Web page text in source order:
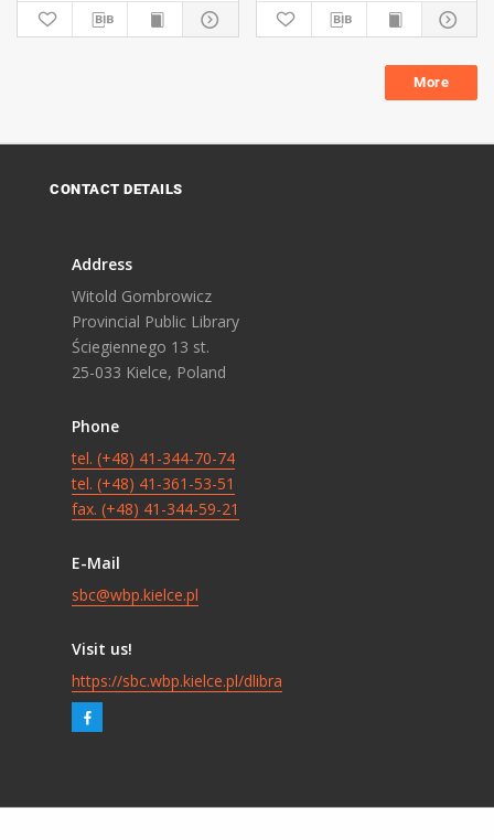
More
CONTACT DETAILS
Address
Witold Gombrowicz
Provincial Public Library
Ściegiennego 13 st.
25-033 Kielce, Poland
Phone
tel. (+48) 41-344-70-74
tel. (+48) 41-361-53-51
fax. (+48) 41-344-59-21
E-Mail
sbc@wbp.kielce.pl
Visit us!
https://sbc.wbp.kielce.pl/dlibra